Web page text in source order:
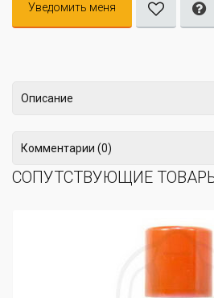
Уведомить меня
Описание
Комментарии (0)
СОПУТСТВУЮЩИЕ